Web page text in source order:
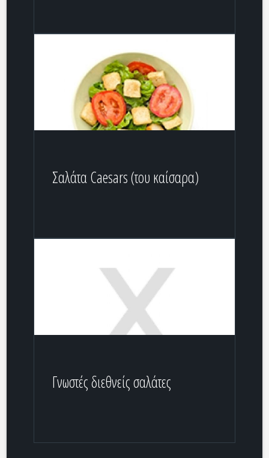
Σαλάτα Caesars (του καίσαρα)
Γνωστές διεθνείς σαλάτες